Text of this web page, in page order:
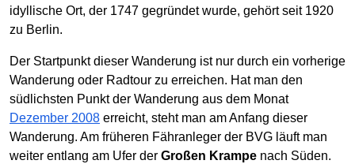
idyllische Ort, der 1747 gegründet wurde, gehört seit 1920
zu Berlin.
Der Startpunkt dieser Wanderung ist nur durch ein vorherige
Wanderung oder Radtour zu erreichen. Hat man den
südlichsten Punkt der Wanderung aus dem Monat
Dezember 2008 erreicht, steht man am Anfang dieser
Wanderung. Am früheren Fähranleger der BVG läuft man
weiter entlang am Ufer der Großen Krampe nach Süden.